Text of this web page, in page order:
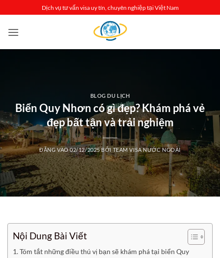
qua
nội
Dịch vụ tư vấn visa uy tín, chuyên nghiệp tại Việt Nam
BLOG DU LỊCH
Biển Quy Nhơn có gì đẹp? Khám phá vẻ
đẹp bất tận và trải nghiệm
ĐĂNG VÀO02/12/2025BỞI TEAM VISA NƯỚC NGOÀI
Nội Dung Bài Viết
Tóm tắt những điều thú vị bạn sẽ khám phá tại biển Quy